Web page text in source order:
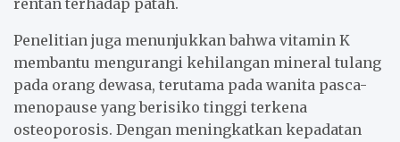
rentan terhadap patah.
Penelitian juga menunjukkan bahwa vitamin K
membantu mengurangi kehilangan mineral tulang
pada orang dewasa, terutama pada wanita pasca-
menopause yang berisiko tinggi terkena
osteoporosis. Dengan meningkatkan kepadatan